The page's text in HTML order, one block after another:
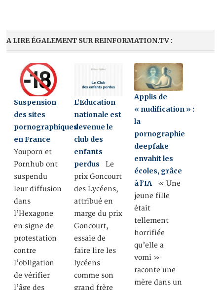
A LIRE ÉGALEMENT SUR REINFORMATION.TV :
Suspension
des sites
pornographiques
en France
Youporn et
Pornhub ont
suspendu
leur diffusion
dans
l’Hexagone
en signe de
protestation
contre
l’obligation
de vérifier
l’âge des
L’Education
nationale est
devenue le
club des
enfants
perdus Le
prix Goncourt
des Lycéens,
attribué en
marge du prix
Goncourt,
essaie de
faire lire les
lycéens
comme son
grand frère
Applis de
« nudification » :
la
pornographie
deepfake
envahit les
écoles, grâce
à l’IA « Une
jeune fille
était
tellement
horrifiée
qu’elle a
vomi »
raconte une
mère dans un